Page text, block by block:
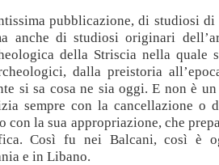
pubblicazione, di studiosi
anche di studiosi originari
della Striscia nella quale
dalla preistoria
si sa cosa ne sia oggi. E non è
sempre con la cancellazione o
con la sua appropriazione, che
Così fu nei Balcani, così è
e in Libano.